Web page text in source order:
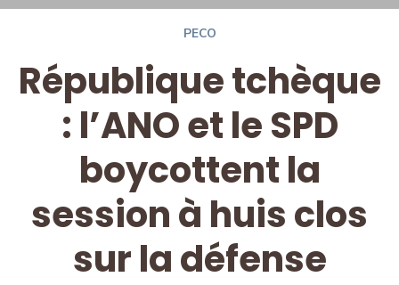
PECO
République tchèque
: l’ANO et le SPD
boycottent la
session à huis clos
sur la défense